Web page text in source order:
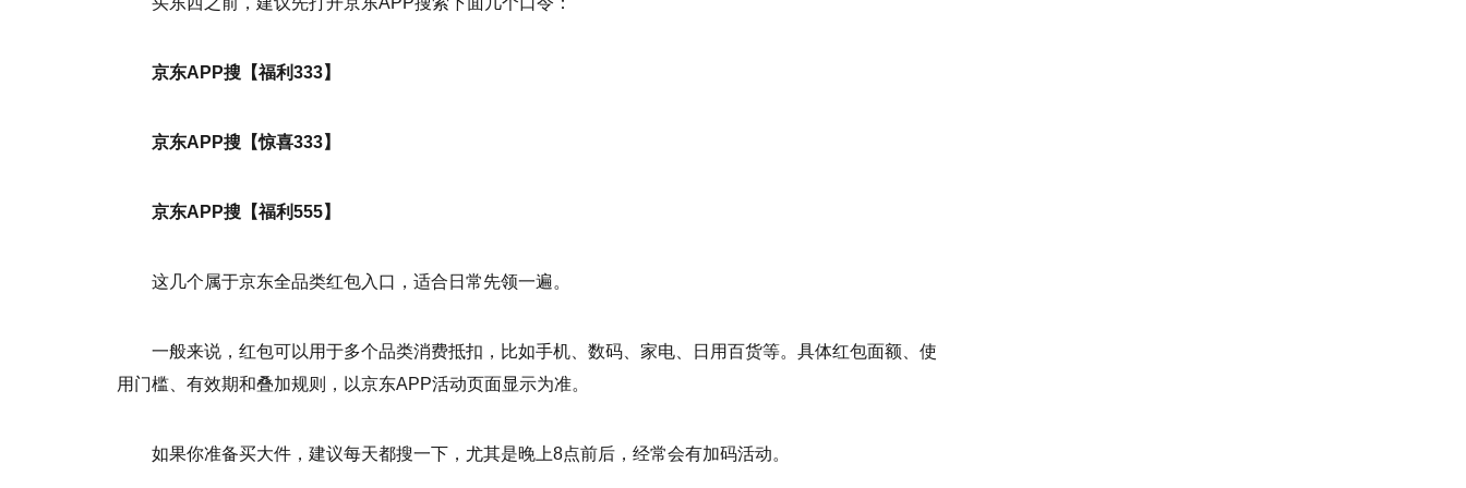
京东APP搜【福利333】
京东APP搜【惊喜333】
京东APP搜【福利555】
这几个属于京东全品类红包入口，适合日常先领一遍。
一般来说，红包可以用于多个品类消费抵扣，比如手机、数码、家电、日用百货等。具体红包面额、使
用门槛、有效期和叠加规则，以京东APP活动页面显示为准。
如果你准备买大件，建议每天都搜一下，尤其是晚上8点前后，经常会有加码活动。